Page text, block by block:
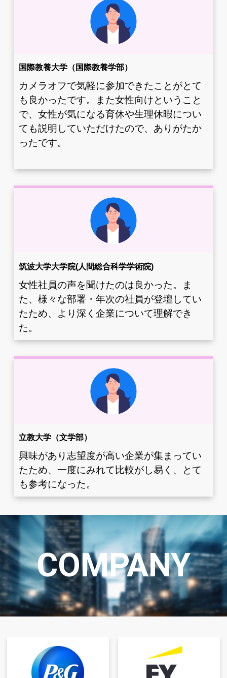
国際教養大学（国際教養学部）
カメラオフで気軽に参加できたことがとて
も良かったです。また女性向けということ
で、女性が気になる育休や生理休暇につい
ても説明していただけたので、ありがたか
ったです。
筑波大学大学院(人間総合科学学術院)
女性社員の声を聞けたのは良かった。ま
た、様々な部署・年次の社員が登壇してい
たため、より深く企業について理解でき
た。
立教大学（文学部）
興味があり志望度が高い企業が集まってい
たため、一度にみれて比較がし易く、とて
も参考になった。
COMPANY